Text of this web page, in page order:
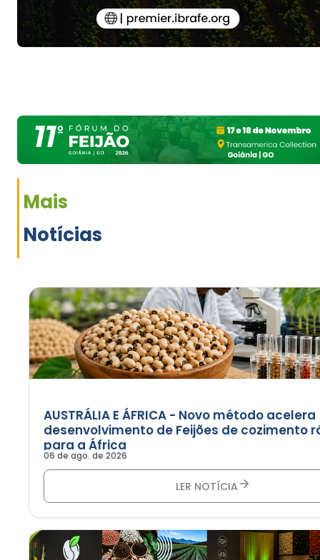
Mais
Notícias
AUSTRÁLIA E ÁFRICA - Novo método acelera
desenvolvimento de Feijões de cozimento
para a África
06 de ago. de 2026
LER NOTÍCIA